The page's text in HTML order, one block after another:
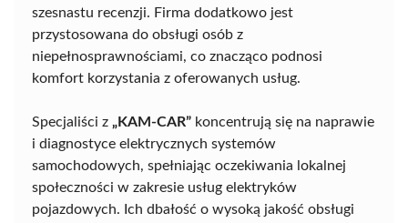
szesnastu recenzji. Firma dodatkowo jest
przystosowana do obsługi osób z
niepełnosprawnościami, co znacząco podnosi
komfort korzystania z oferowanych usług.
Specjaliści z „KAM-CAR” koncentrują się na naprawie
i diagnostyce elektrycznych systemów
samochodowych, spełniając oczekiwania lokalnej
społeczności w zakresie usług elektryków
pojazdowych. Ich dbałość o wysoką jakość obsługi